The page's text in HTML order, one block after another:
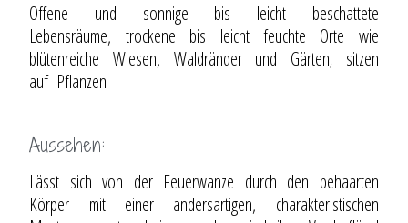
Offene und sonnige bis leicht beschattete
Lebensräume, trockene bis leicht feuchte Orte wie
blütenreiche Wiesen, Waldränder und Gärten; sitzen
auf Pflanzen
Aussehen:
Lässt sich von der Feuerwanze durch den behaarten
Körper mit einer andersartigen, charakteristischen